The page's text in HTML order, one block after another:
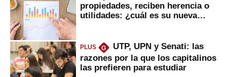
propiedades, reciben herencia o
utilidades: ¿cuál es su nueva
PLUS G
UTP, UPN y Senati: las
razones por la que los capitalinos
las prefieren para estudiar